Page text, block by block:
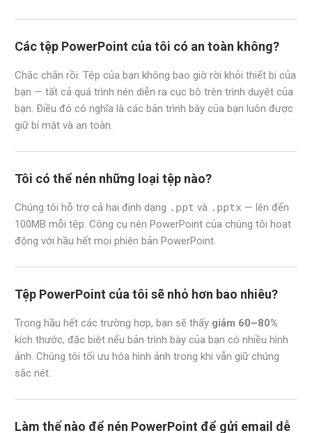
Các tệp PowerPoint của tôi có an toàn không?
Chắc chắn rồi. Tệp của bạn không bao giờ rời khỏi thiết bị của
bạn — tất cả quá trình nén diễn ra cục bộ trên trình duyệt của
bạn. Điều đó có nghĩa là các bản trình bày của bạn luôn được
giữ bí mật và an toàn.
Tôi có thể nén những loại tệp nào?
Chúng tôi hỗ trợ cả hai định dạng .ppt và .pptx — lên đến
100MB mỗi tệp. Công cụ nén PowerPoint của chúng tôi hoạt
động với hầu hết mọi phiên bản PowerPoint.
Tệp PowerPoint của tôi sẽ nhỏ hơn bao nhiêu?
Trong hầu hết các trường hợp, bạn sẽ thấy giảm 60–80%
kích thước, đặc biệt nếu bản trình bày của bạn có nhiều hình
ảnh. Chúng tôi tối ưu hóa hình ảnh trong khi vẫn giữ chúng
sắc nét.
Làm thế nào để nén PowerPoint để gửi email dễ